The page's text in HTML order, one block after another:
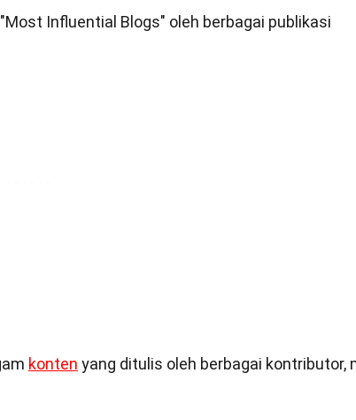
Influential Blogs" oleh berbagai publikasi
konten yang ditulis oleh berbagai kontributor,